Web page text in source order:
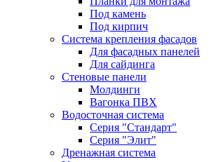
Под камень
Под кирпич
Система крепления фасадов
Для фасадных панелей
Для сайдинга
Стеновые панели
Молдинги
Вагонка ПВХ
Водосточная система
Серия "Стандарт"
Серия "Элит"
Дренажная система